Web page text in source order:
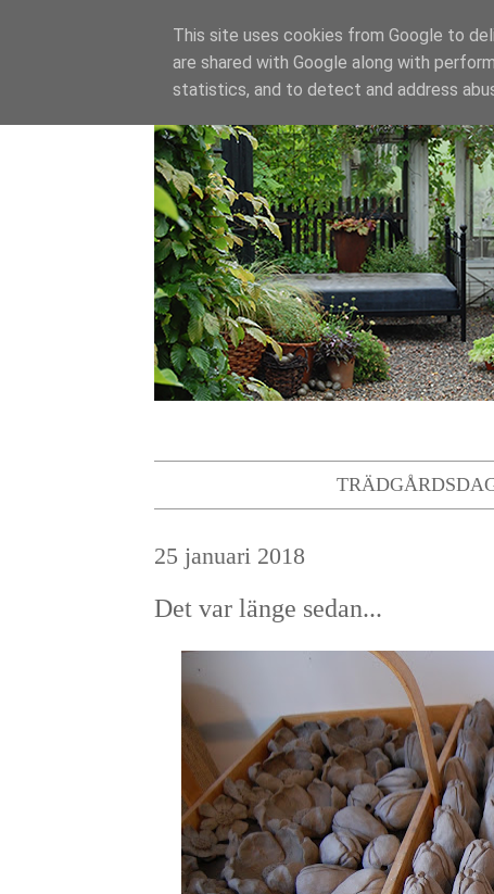
25 januari 2018
Det var länge sedan...
This site uses cookies from Google to
are shared with Google along with
statistics, and to detect and address